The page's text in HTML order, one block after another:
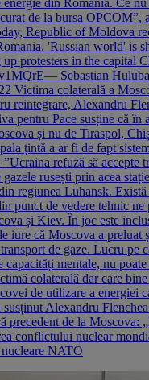
energie din România. Ce
de la bursa OPCOM”,
Republic of Moldova
'Russian world' is
up protesters in the capital
Sebastian
Victima colaterală a
reintegrare, Alexandru
pentru Pace susține că în
și nu de Tiraspol,
țintă a ar fi de fapt
refuză să accepte
rusești prin acea
regiunea Luhansk. Există
punct de vedere tehnic
și Kiev. În joc este
iure că Moscova a preluat
de gaze. Lucru pe
mentale, nu
colaterală dar care
de utilizare a energiei
Alexandru
precedent de la Moscova:
conflictului nuclear
NATO